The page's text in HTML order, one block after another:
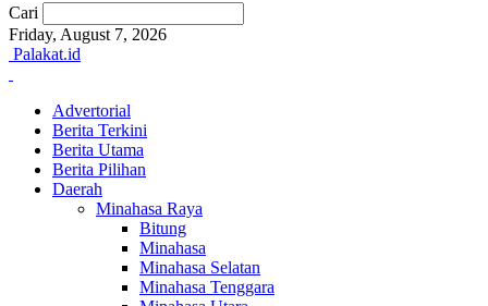
Cari
Friday, August 7, 2026
Palakat.id
Advertorial
Berita Terkini
Berita Utama
Berita Pilihan
Daerah
Minahasa Raya
Bitung
Minahasa
Minahasa Selatan
Minahasa Tenggara